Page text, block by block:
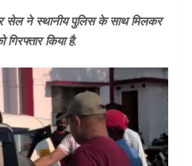
सेल ने स्थानीय पुलिस के साथ मिलकर
गिरफ्तार किया है.